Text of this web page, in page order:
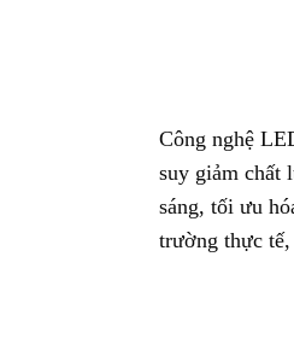
Công nghệ
suy giảm chất
sáng, tối ưu
trường thực tế,